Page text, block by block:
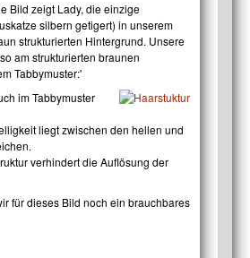
Bild zeigt Lady, die einzige
silbern getigert) in unserem
strukturierten Hintergrund. Unsere
am strukturierten braunen
Tabbymuster:'
im Tabbymuster
liegt zwischen den hellen und
verhindert die Auflösung der
für dieses Bild noch ein brauchbares